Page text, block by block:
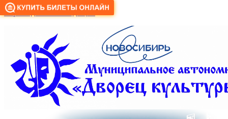
Версия для слабовидящих